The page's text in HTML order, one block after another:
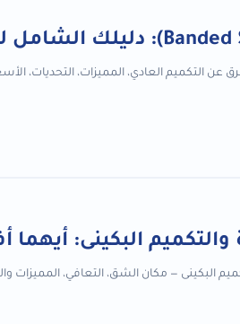
عن التكميم العادي، المميزات، التحديات،
البكينى:
البكينى — مكان الشق، التعافي،